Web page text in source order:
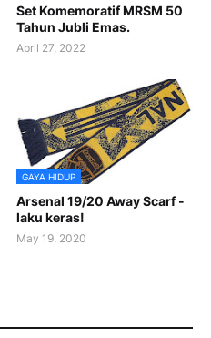
Set Komemoratif MRSM 50
Tahun Jubli Emas.
April 27, 2022
GAYA HIDUP
Arsenal 19/20 Away Scarf -
laku keras!
May 19, 2020